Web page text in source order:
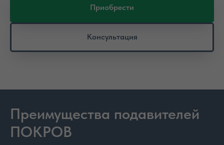
Приобрести
Консультация
Преимущества подавителей
ПОКРОВ